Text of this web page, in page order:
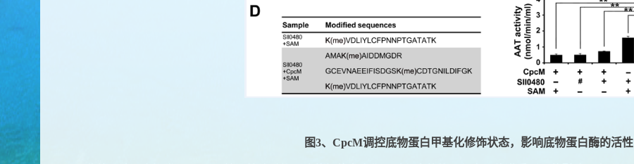
图3、 CpcM调控底物蛋白甲基化修饰状态，影响底物蛋白酶的活性